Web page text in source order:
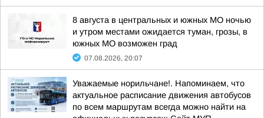
8 августа в центральных и южных МО ночью
и утром местами ожидается туман, грозы, в
южных МО возможен град
07.08.2026, 20:07
Уважаемые норильчане!. Напоминаем, что
актуальное расписание движения автобусов
по всем маршрутам всегда можно найти на